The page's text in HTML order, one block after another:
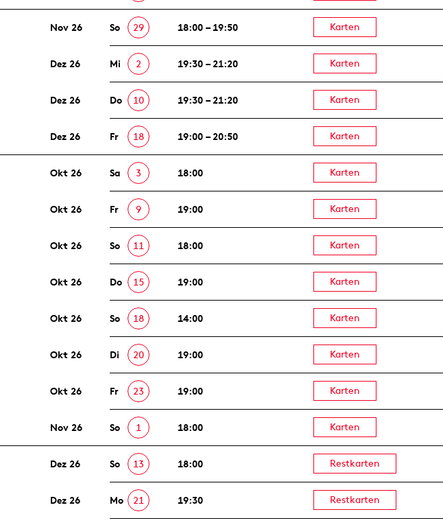
Nov 26 So 29 18:00 – 19:50 Karten
Dez 26 Mi 2 19:30 – 21:20 Karten
Dez 26 Do 10 19:30 – 21:20 Karten
Dez 26 Fr 18 19:00 – 20:50 Karten
Okt 26 Sa 3 18:00 Karten
Okt 26 Fr 9 19:00 Karten
Okt 26 So 11 18:00 Karten
Okt 26 Do 15 19:00 Karten
Okt 26 So 18 14:00 Karten
Okt 26 Di 20 19:00 Karten
Okt 26 Fr 23 19:00 Karten
Nov 26 So 1 18:00 Karten
Dez 26 So 13 18:00 Restkarten
Dez 26 Mo 21 19:30 Restkarten